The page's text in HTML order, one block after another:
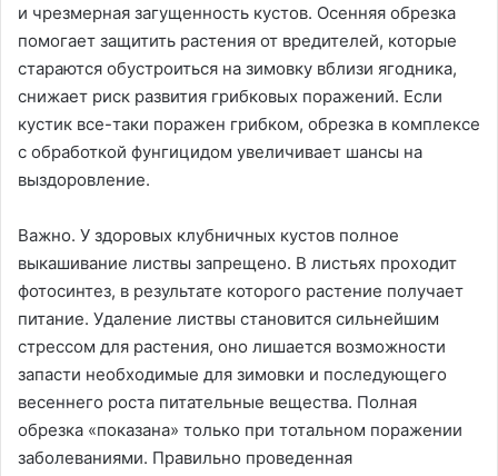
и чрезмерная загущенность кустов. Осенняя обрезка
помогает защитить растения от вредителей, которые
стараются обустроиться на зимовку вблизи ягодника,
снижает риск развития грибковых поражений. Если
кустик все-таки поражен грибком, обрезка в комплексе
с обработкой фунгицидом увеличивает шансы на
выздоровление.
Важно. У здоровых клубничных кустов полное
выкашивание листвы запрещено. В листьях проходит
фотосинтез, в результате которого растение получает
питание. Удаление листвы становится сильнейшим
стрессом для растения, оно лишается возможности
запасти необходимые для зимовки и последующего
весеннего роста питательные вещества. Полная
обрезка «показана» только при тотальном поражении
заболеваниями. Правильно проведенная